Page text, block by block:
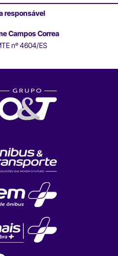
responsável
Campos Correa
nº 4604/ES